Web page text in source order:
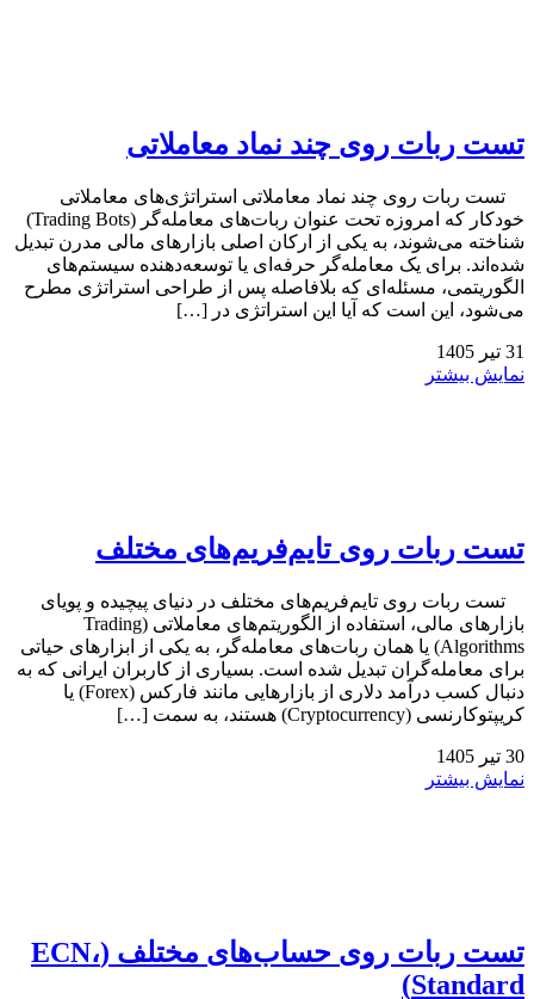
تست ربات روی چند نماد معاملاتی
تست ربات روی چند نماد معاملاتی استراتژی‌های معاملاتی
خودکار که امروزه تحت عنوان ربات‌های معامله‌گر (Trading Bots)
شناخته می‌شوند، به یکی از ارکان اصلی بازارهای مالی مدرن تبدیل
شده‌اند. برای یک معامله‌گر حرفه‌ای یا توسعه‌دهنده سیستم‌های
الگوریتمی، مسئله‌ای که بلافاصله پس از طراحی استراتژی مطرح
می‌شود، این است که آیا این استراتژی در […]
31 تیر 1405
نمایش بیشتر
تست ربات روی تایم‌فریم‌های مختلف
تست ربات روی تایم‌فریم‌های مختلف در دنیای پیچیده و پویای
بازارهای مالی، استفاده از الگوریتم‌های معاملاتی (Trading
Algorithms) یا همان ربات‌های معامله‌گر، به یکی از ابزارهای حیاتی
برای معامله‌گران تبدیل شده است. بسیاری از کاربران ایرانی که به
دنبال کسب درآمد دلاری از بازارهایی مانند فارکس (Forex) یا
کریپتوکارنسی (Cryptocurrency) هستند، به سمت […]
30 تیر 1405
نمایش بیشتر
تست ربات روی حساب‌های مختلف (ECN،
Standard)